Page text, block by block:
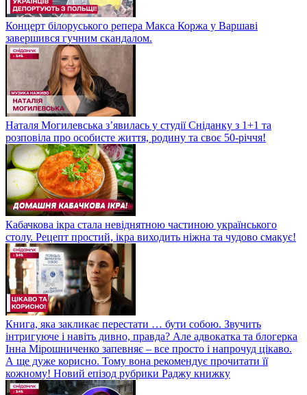
Концерт білоруського репера Макса Коржа у Варшаві
завершився гучним скандалом.
Наталя Могилевська з’явилась у студії Сніданку з 1+1 та
розповіла про особисте життя, родину та своє 50-річчя!
Кабачкова ікра стала невіднятною частиною українського
столу. Рецепт простий, ікра виходить ніжна та чудово смакує!
Книга, яка закликає перестати … бути собою. Звучить
інтригуюче і навіть дивно, правда? Але адвокатка та блогерка
Інна Мірошниченко запевняє – все просто і напрочуд цікаво.
А ще дуже корисно. Тому вона рекомендує прочитати її
кожному! Новий епізод рубрики Раджу книжку